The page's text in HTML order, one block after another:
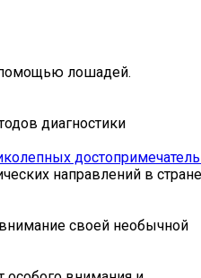
помощью лошадей.
диагностики
направлений в
своей необычной